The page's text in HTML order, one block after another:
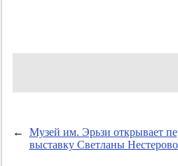
←
Музей им. Эрьзи открывает
выставку Светланы